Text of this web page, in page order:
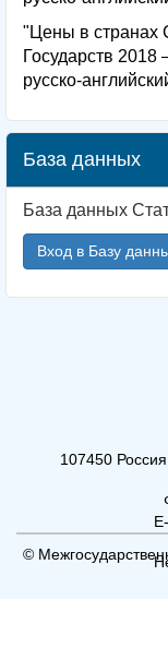
"Цены в странах
Государств 2018
русско-
База данных
База данных
Вход в Базу
107450
©